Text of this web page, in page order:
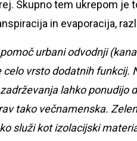
Skupno tem ukrepom je
in evaporacija,
urbani odvodnji
vrsto dodatnih funkcij.
lahko ponudijo
tako večnamenska.
služi kot izolacijski